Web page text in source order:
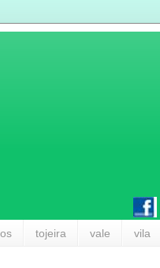
tojeira vale vila